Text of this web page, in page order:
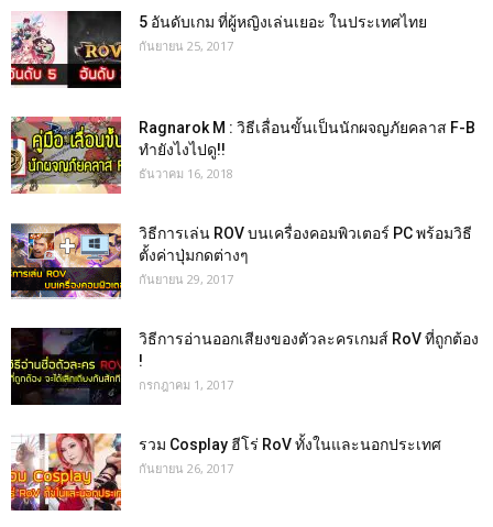
5 อันดับเกม ที่ผู้หญิงเล่นเยอะ ในประเทศไทย
กันยายน 25, 2017
Ragnarok M : วิธีเลื่อนขั้นเป็นนักผจญภัยคลาส F-B
ทำยังไงไปดู!!
ธันวาคม 16, 2018
วิธีการเล่น ROV บนเครื่องคอมพิวเตอร์ PC พร้อมวิธี
ตั้งค่าปุ่มกดต่างๆ
กันยายน 29, 2017
วิธีการอ่านออกเสียงของตัวละครเกมส์ RoV ที่ถูกต้อง
!
กรกฎาคม 1, 2017
รวม Cosplay ฮีโร่ RoV ทั้งในและนอกประเทศ
กันยายน 26, 2017